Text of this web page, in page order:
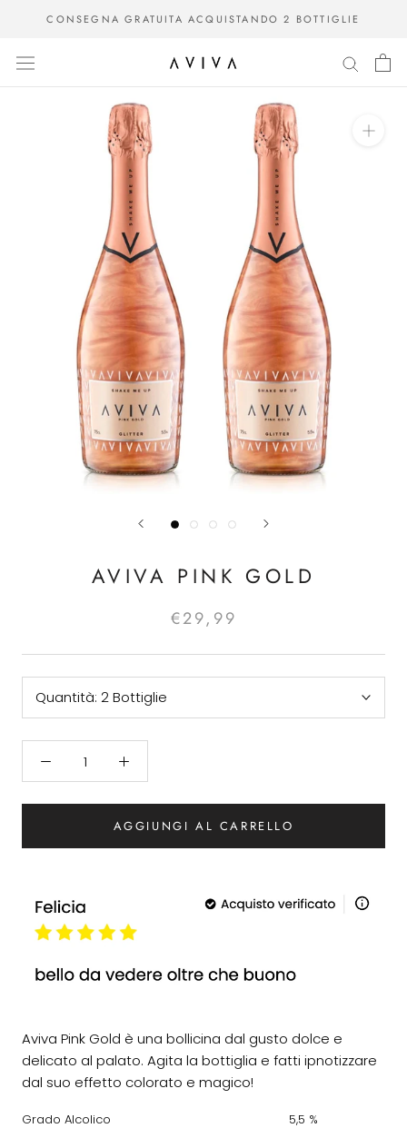
contenuto
CONSEGNA GRATUITA ACQUISTANDO 2 BOTTIGLIE
AVIVA PINK GOLD
€29,99
Quantità: 2 Bottiglie
AGGIUNGI AL CARRELLO
Aviva Pink Gold è una bollicina dal gusto dolce e
delicato al palato. Agita la bottiglia e fatti ipnotizzare
dal suo effetto colorato e magico!
Grado Alcolico 5,5 %